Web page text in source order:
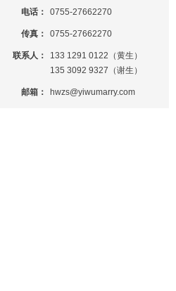
电话： 0755-27662270
传真： 0755-27662270
联系人：
133 1291 0122（黄生）
135 3092 9327（谢生）
邮箱： hwzs@yiwumarry.com